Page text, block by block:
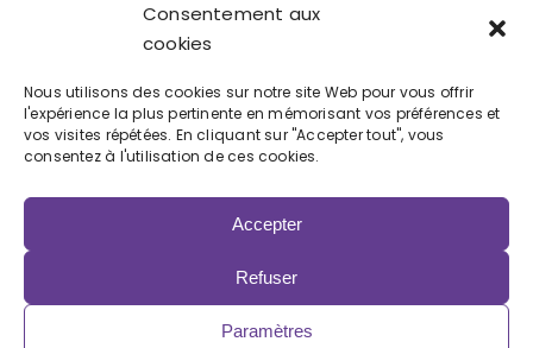
Consentement aux
cookies
Nous utilisons des cookies sur notre site Web pour vous offrir
l'expérience la plus pertinente en mémorisant vos préférences et
vos visites répétées. En cliquant sur "Accepter tout", vous
consentez à l'utilisation de ces cookies.
Accepter
Refuser
Paramètres
Mentions Légales
Politique De Protection De Données
Personnelles